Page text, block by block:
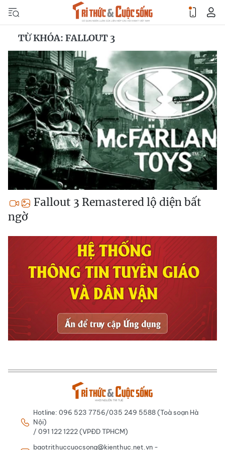
TỪ KHÓA: FALLOUT 3
Fallout 3 Remastered lộ diện bất
ngờ
Hotline: 096 523 7756/035 249 5588 (Toà soạn Hà
Nội)
/ 091 122 1222 (VPĐD TPHCM)
baotrithuccuocsong@kienthuc.net.vn -